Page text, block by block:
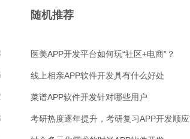
随机推荐
医美APP开发平台如何玩“社区+电商”？
线上相亲APP软件开发具有什么好处
菜谱APP软件开发针对哪些用户
考研热度逐年提升，考研复习APP开发顺